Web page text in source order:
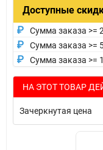
Доступные
Сумма заказа >=
Сумма заказа >=
Сумма заказа >=
НА ЭТОТ ТОВАР
Зачеркнутая цена